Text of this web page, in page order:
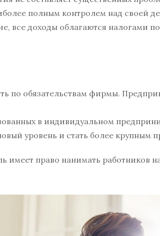
полным контролем над своей
все доходы облагаются налогами
по обязательствам фирмы.
в индивидуальном
уровень и стать более крупным
имеет право нанимать работников